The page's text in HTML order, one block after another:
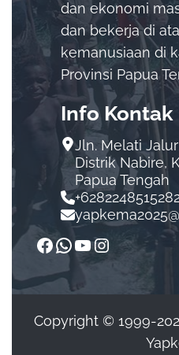
dan ekonomi
dan bekerja di
kemanusiaan di
Provinsi Papua
Info Kontak
Jln. Melati
Distrik Nabire,
Papua Tengah
Copyright © 1999-